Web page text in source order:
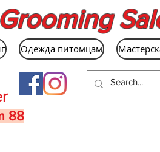
Одежда питомцам
88